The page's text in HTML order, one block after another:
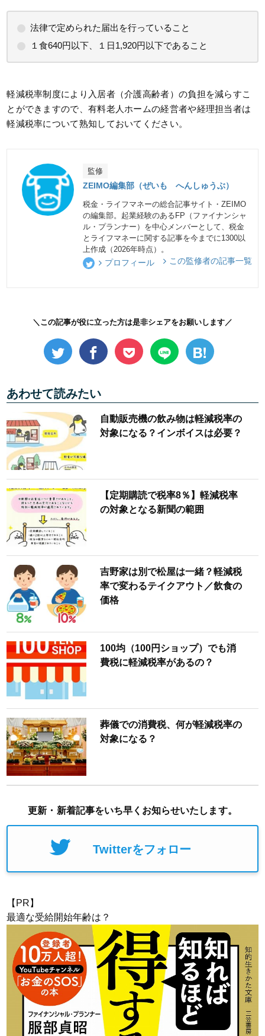
法律で定められた届出を行っていること
１食640円以下、１日1,920円以下であること
軽減税率制度により入居者（介護高齢者）の負担を減らすこ
とができますので、有料老人ホームの経営者や経理担当者は
軽減税率について熟知しておいてください。
監修
ZEIMO編集部（ぜいも へんしゅうぶ）
税金・ライフマネーの総合記事サイト・ZEIMO
の編集部。起業経験のあるFP（ファイナンシャ
ル・プランナー）を中心メンバーとして、税金
とライフマネーに関する記事を今までに1300以
上作成（2026年時点）。
プロフィール この監修者の記事一覧
＼この記事が役に立った方は是非シェアをお願いします／
あわせて読みたい
自動販売機の飲み物は軽減税率の
対象になる？インボイスは必要？
【定期購読で税率8％】軽減税率
の対象となる新聞の範囲
吉野家は別で松屋は一緒？軽減税
率で変わるテイクアウト／飲食の
価格
100均（100円ショップ）でも消
費税に軽減税率があるの？
葬儀での消費税、何が軽減税率の
対象になる？
更新・新着記事をいち早くお知らせいたします。
Twitterをフォロー
【PR】
最適な受給開始年齢は？